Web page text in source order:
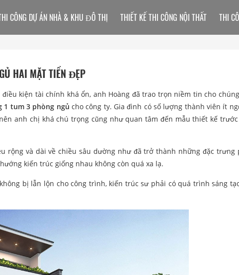
HAI MẶT TIỀN ĐẸP
kiện tài chính khá ổn, anh Hoàng đã trao trọn niềm tin cho
1 tum 3 phòng ngủ cho công ty. Gia đình có số lượng thành viên ít
anh chị khá chú trọng cũng như quan tâm đến mẫu thiết kế
rộng và dài về chiều sâu dường như đã trở thành những đặc trưng
kiến trúc giống nhau không còn quá xa lạ.
không bị lẫn lộn cho công trình, kiến trúc sư phải có quá trình sáng
CÔNG DỰ ÁN NHÀ & KHU ĐÔ THỊ THIẾT KẾ THI CÔNG NỘI THẤT THI